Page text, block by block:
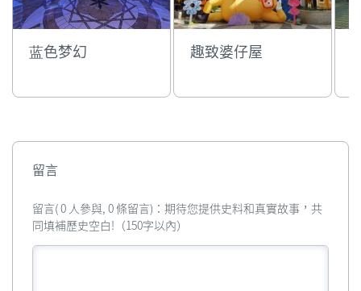
蓝色梦幻 趣致婆仔屋
留言
留言( 0 人參與, 0 條留言)：期待您提供史料和真實故事，共
同填補歷史空白!（150字以內）